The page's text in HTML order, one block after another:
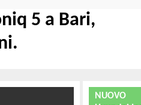
5 a Bari,
NUOVO